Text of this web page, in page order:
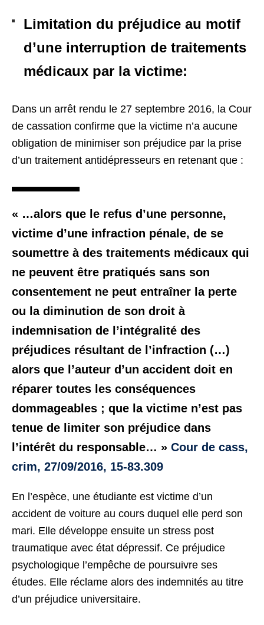
Limitation du préjudice au motif
d’une interruption de traitements
médicaux par la victime:
Dans un arrêt rendu le 27 septembre 2016, la Cour
de cassation confirme que la victime n’a aucune
obligation de minimiser son préjudice par la prise
d’un traitement antidépresseurs en retenant que :
« …alors que le refus d’une personne,
victime d’une infraction pénale, de se
soumettre à des traitements médicaux qui
ne peuvent être pratiqués sans son
consentement ne peut entraîner la perte
ou la diminution de son droit à
indemnisation de l’intégralité des
préjudices résultant de l’infraction (…)
alors que l’auteur d’un accident doit en
réparer toutes les conséquences
dommageables ; que la victime n’est pas
tenue de limiter son préjudice dans
l’intérêt du responsable… » Cour de cass,
crim, 27/09/2016, 15-83.309
En l’espèce, une étudiante est victime d’un
accident de voiture au cours duquel elle perd son
mari. Elle développe ensuite un stress post
traumatique avec état dépressif. Ce préjudice
psychologique l’empêche de poursuivre ses
études. Elle réclame alors des indemnités au titre
d’un préjudice universitaire.